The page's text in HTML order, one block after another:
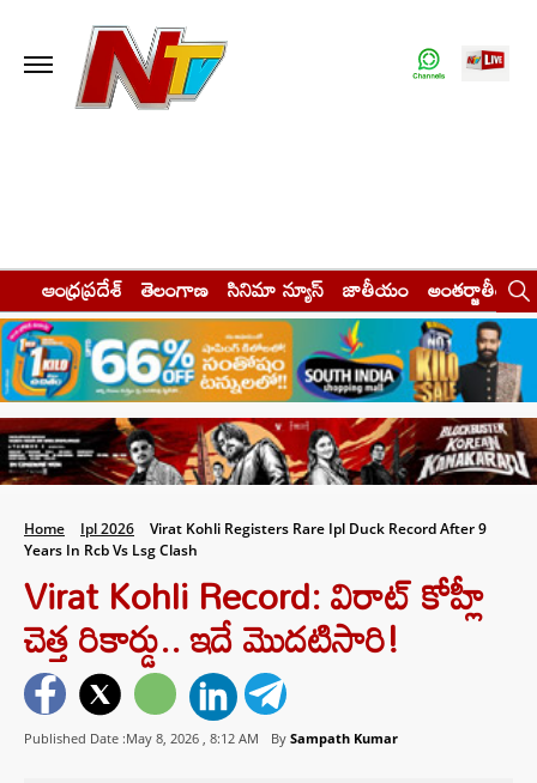
ఆంధ్రప్రదేశ్ తెలంగాణ సినిమా న్యూస్ జాతీయం అంతర్జాతీయం
Home Ipl 2026
Virat Kohli Registers Rare Ipl Duck Record After 9
Years In Rcb Vs Lsg Clash
Virat Kohli Record: విరాట్ కోహ్లీ
చెత్త రికార్డు.. ఇదే మొదటిసారి!
Published Date :May 8, 2026 , 8:12 AM By Sampath Kumar